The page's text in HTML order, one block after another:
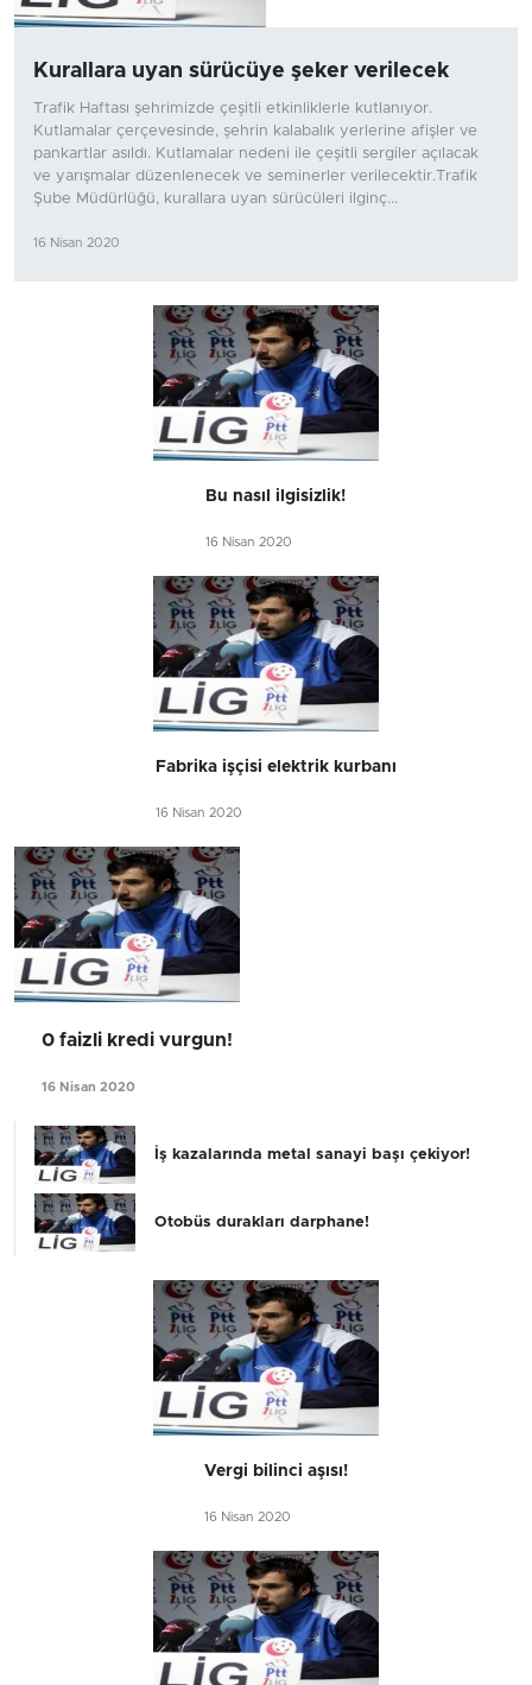
Kurallara uyan sürücüye şeker verilecek
Trafik Haftası şehrimizde çeşitli etkinliklerle kutlanıyor.
Kutlamalar çerçevesinde, şehrin kalabalık yerlerine afişler ve
pankartlar asıldı. Kutlamalar nedeni ile çeşitli sergiler açılacak
ve yarışmalar düzenlenecek ve seminerler verilecektir.Trafik
Şube Müdürlüğü, kurallara uyan sürücüleri ilginç...
16 Nisan 2020
Bu nasıl ilgisizlik!
16 Nisan 2020
Fabrika işçisi elektrik kurbanı
16 Nisan 2020
0 faizli kredi vurgun!
16 Nisan 2020
İş kazalarında metal sanayi başı çekiyor!
Otobüs durakları darphane!
Vergi bilinci aşısı!
16 Nisan 2020